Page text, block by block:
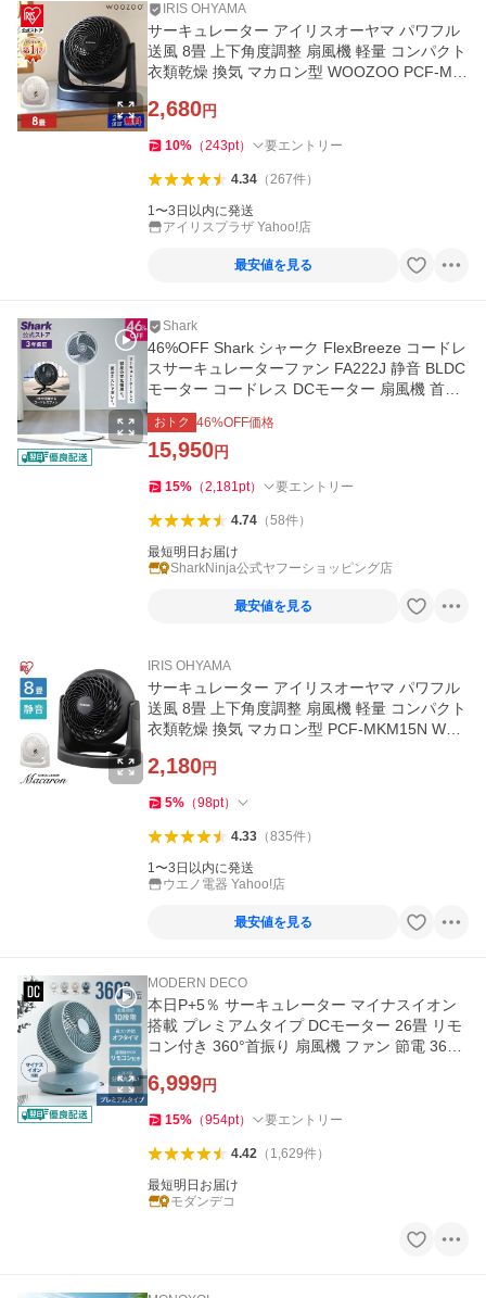
IRIS OHYAMA
サーキュレーター アイリスオーヤマ パワフル
送風 8畳 上下角度調整 扇風機 軽量 コンパクト
衣類乾燥 換気 マカロン型 WOOZOO PCF-MK
2,680円
10% （243pt） 要エントリー
4.34（267件）
1〜3日以内に発送
アイリスプラザ Yahoo!店
最安値を見る
Shark
46%OFF Shark シャーク FlexBreeze コードレ
スサーキュレーターファン FA222J 静音 BLDC
モーター コードレス DCモーター 扇風機 首振
おトク 46%OFF価格
15,950円
15% （2,181pt） 要エントリー
4.74（58件）
最短明日お届け
SharkNinja公式ヤフーショッピング店
最安値を見る
IRIS OHYAMA
サーキュレーター アイリスオーヤマ パワフル
送風 8畳 上下角度調整 扇風機 軽量 コンパクト
衣類乾燥 換気 マカロン型 PCF-MKM15N WO
2,180円
5% （98pt）
4.33（835件）
1〜3日以内に発送
ウエノ電器 Yahoo!店
最安値を見る
MODERN DECO
本日P+5％ サーキュレーター マイナスイオン
搭載 プレミアムタイプ DCモーター 26畳 リモ
コン付き 360°首振り 扇風機 ファン 節電 360
6,999円
15% （954pt） 要エントリー
4.42（ 1,629件）
最短明日お届け
モダンデコ